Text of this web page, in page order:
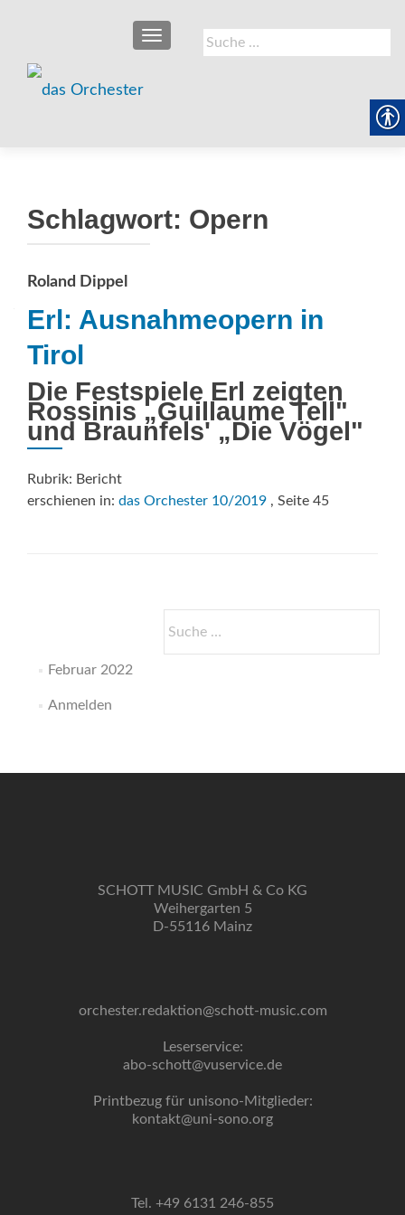
Suche
nach:
SCHALTE NAVIGATION
Schlagwort: Opern
Roland Dippel
Erl: Ausnahmeopern in
Tirol
Die Festspiele Erl zeigten
Rossinis „Guillaume Tell"
und Braunfels' „Die Vögel"
Rubrik: Bericht
erschienen in: das Orchester 10/2019 , Seite 45
nach:
Februar 2022
Anmelden
SCHOTT MUSIC GmbH & Co KG
Weihergarten 5
D-55116 Mainz
orchester.redaktion@schott-music.com
Leserservice:
abo-schott@vuservice.de
Printbezug für unisono-Mitglieder:
kontakt@uni-sono.org
Tel. +49 6131 246-855